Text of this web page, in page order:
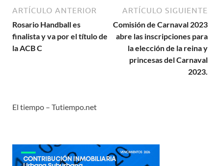
ARTÍCULO ANTERIOR
Rosario Handball es
finalista y va por el título de
la ACB C
ARTÍCULO SIGUIENTE
Comisión de Carnaval 2023
abre las inscripciones para
la elección de la reina y
princesas del Carnaval
2023.
El tiempo – Tutiempo.net